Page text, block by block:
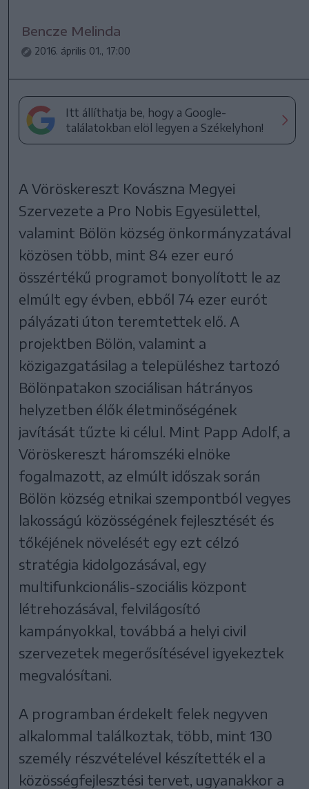
Bencze Melinda
2016. április 01., 17:00
Itt állíthatja be, hogy a Google-
találatokban elöl legyen a Székelyhon!
A Vöröskereszt Kovászna Megyei
Szervezete a Pro Nobis Egyesülettel,
valamint Bölön község önkormányzatával
közösen több, mint 84 ezer euró
összértékű programot bonyolított le az
elmúlt egy évben, ebből 74 ezer eurót
pályázati úton teremtettek elő. A
projektben Bölön, valamint a
közigazgatásilag a településhez tartozó
Bölönpatakon szociálisan hátrányos
helyzetben élők életminőségének
javítását tűzte ki célul. Mint Papp Adolf, a
Vöröskereszt háromszéki elnöke
fogalmazott, az elmúlt időszak során
Bölön község etnikai szempontból vegyes
lakosságú közösségének fejlesztését és
tőkéjének növelését egy ezt célzó
stratégia kidolgozásával, egy
multifunkcionális-szociális központ
létrehozásával, felvilágosító
kampányokkal, továbbá a helyi civil
szervezetek megerősítésével igyekeztek
megvalósítani.
A programban érdekelt felek negyven
alkalommal találkoztak, több, mint 130
személy részvételével készítették el a
közösségfejlesztési tervet, ugyanakkor a